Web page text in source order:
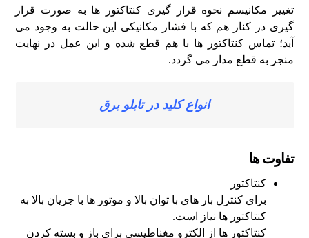
تغییر مکانیسم نحوه قرار گیری کنتاکتور ها به صورت قرار
گیری در کنار هم که با فشار مکانیکی این حالت به وجود می‌
آید؛ تماس کنتاکتور ها با هم قطع شده و این عمل در نهایت
منجر به قطع مدار می‌ گردد.
انواع کلید در تابلو برق
تفاوت‌ ها
کنتاکتور
برای کنترل بار های با توان بالا و موتور ها با جریان بالا به
کنتاکتور ها نیاز است.
کنتاکتور ها از الکترو مغناطیسی برای باز و بسته کردن